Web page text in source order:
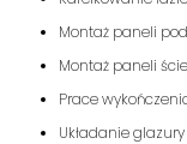
Montaż paneli
Montaż paneli
Prace
Układanie glazury